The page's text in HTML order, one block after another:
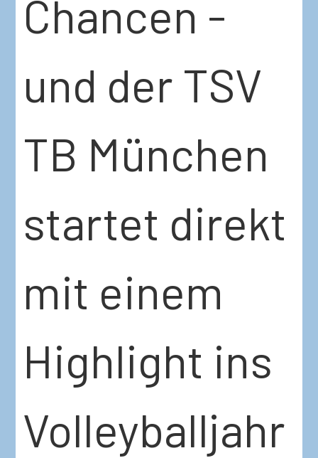
Chancen -
und der TSV
TB München
startet direkt
mit einem
Highlight ins
Volleyballjahr